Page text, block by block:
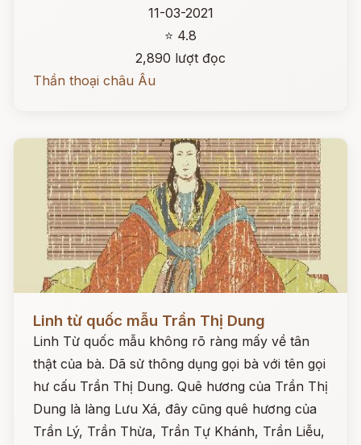
11-03-2021
⭐ 4.8
2,890 lượt đọc
Thần thoại châu Âu
Linh từ quốc mẫu Trần Thị Dung
Linh Từ quốc mẫu không rõ ràng mấy về tân
thật của bà. Dã sử thông dụng gọi bà với tên gọi
hư cấu Trần Thị Dung. Quê hương của Trần Thị
Dung là làng Lưu Xá, đây cũng quê hương của
Trần Lý, Trần Thừa, Trần Tự Khánh, Trần Liễu,